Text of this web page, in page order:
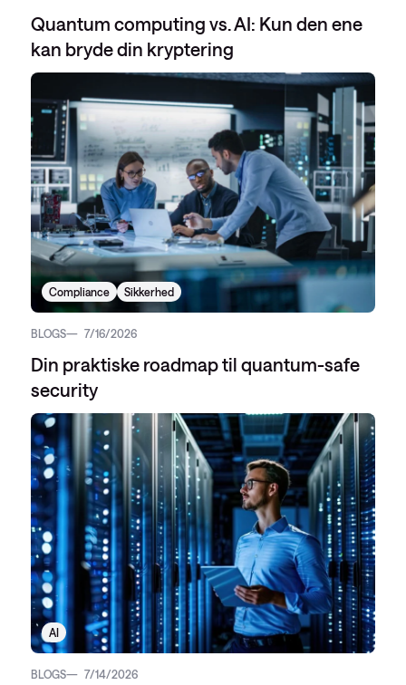
Quantum computing vs. AI: Kun den ene
kan bryde din kryptering
Compliance Sikkerhed
BLOGS 7/16/2026
Din praktiske roadmap til quantum-safe
security
AI
BLOGS 7/14/2026